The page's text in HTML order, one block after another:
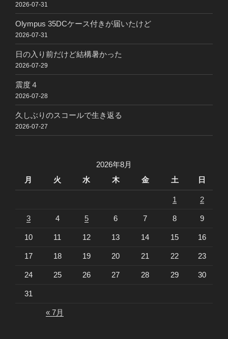
2026-07-31
Olympus 35DCケース付きが届いたけど
2026-07-31
日の入り前だけど結構暑かった
2026-07-29
震度４
2026-07-28
久しぶりのスコールで生き返る
2026-07-27
2026年8月
月
火 水 木 金 土 日
1 2
3 4 5 6 7 8 9
10 11 12 13 14 15 16
17 18 19 20 21 22 23
24 25 26 27 28 29 30
31
« 7月